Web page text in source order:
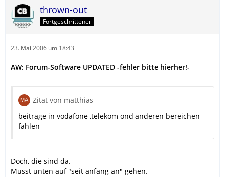
thrown-out
Fortgeschrittener
23. Mai 2006 um 18:43
AW: Forum-Software UPDATED -fehler bitte hierher!-
Zitat von matthias
beiträge in vodafone ,telekom ond anderen bereichen
fählen
Doch, die sind da.
Musst unten auf "seit anfang an" gehen.